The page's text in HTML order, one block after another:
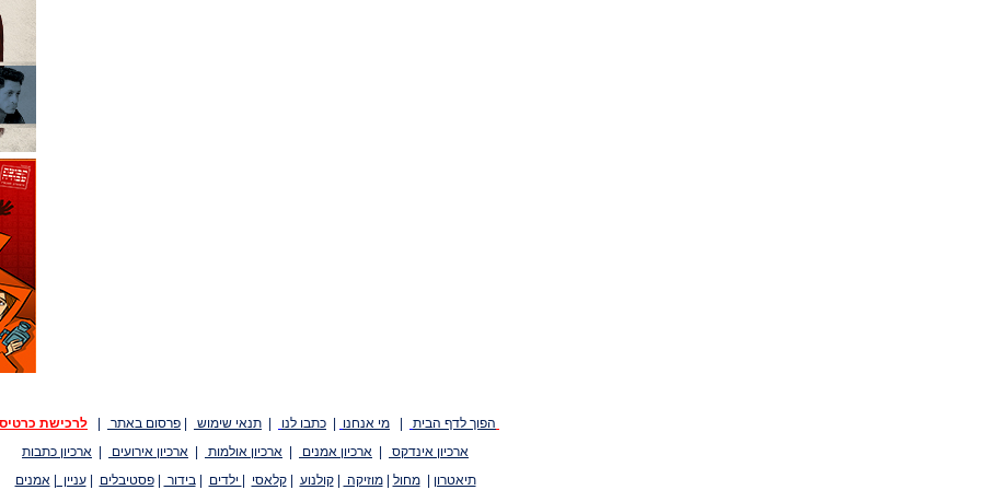
הפוך לדף הבית מי אנחנו כתבו לנו תנאי שימוש פרסום באתר
לרכישת
ארכיון אינדקס
ארכיון אמנים ארכיון אולמות ארכיון אירועים
ארכיון כתבות
תיאטרון
|מחול |מוזיקה |קולנוע |קלאסי ילדים |בידור |פסטיבלים |עניין |אמנים